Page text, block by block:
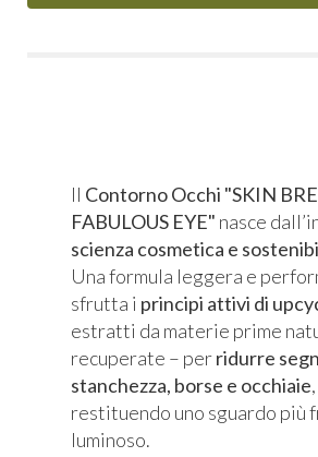
Il Contorno Occhi "SKIN
FABULOUS EYE" nasce
scienza cosmetica e
Una formula leggera e
sfrutta i principi attivi di
estratti da materie prime
recuperate – perridurre
stanchezza, borse e occhiaie,
restituendo uno sguardo più
luminoso.